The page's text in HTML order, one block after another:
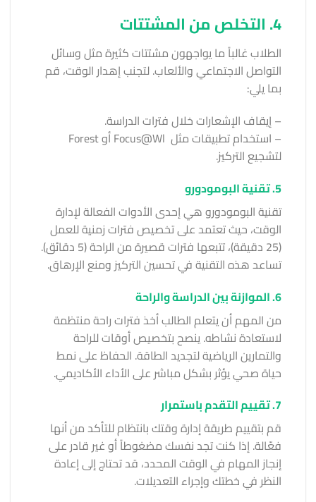
4. التخلص من المشتتات
الطلاب غالباً ما يواجهون مشتتات كثيرة مثل وسائل
التواصل الاجتماعي والألعاب. لتجنب إهدار الوقت، قم
بما يلي:
– إيقاف الإشعارات خلال فترات الدراسة.
– استخدام تطبيقات مثل Focus@Wl أو Forest
لتشجيع التركيز.
5. تقنية البومودورو
تقنية البومودورو هي إحدى الأدوات الفعالة لإدارة
الوقت، حيث تعتمد على تخصيص فترات زمنية للعمل
(25 دقيقة)، تتبعها فترات قصيرة من الراحة (5 دقائق).
تساعد هذه التقنية في تحسين التركيز ومنع الإرهاق.
6. الموازنة بين الدراسة والراحة
من المهم أن يتعلم الطالب أخذ فترات راحة منتظمة
لاستعادة نشاطه. ينصح بتخصيص أوقات للراحة
والتمارين الرياضية لتجديد الطاقة. الحفاظ على نمط
حياة صحي يؤثر بشكل مباشر على الأداء الأكاديمي.
7. تقييم التقدم باستمرار
قم بتقييم طريقة إدارة وقتك بانتظام للتأكد من أنها
فعّالة. إذا كنت تجد نفسك مضغوطاً أو غير قادر على
إنجاز المهام في الوقت المحدد، قد تحتاج إلى إعادة
النظر في خطتك وإجراء التعديلات.